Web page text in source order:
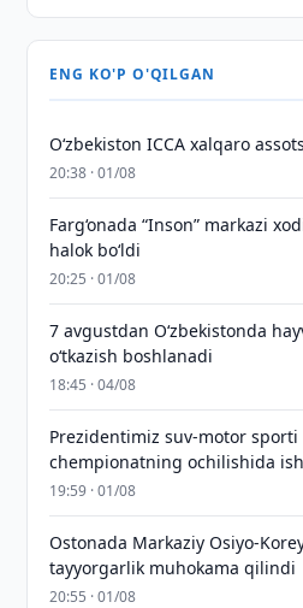
ENG KO'P O'QILGAN
O‘zbekiston ICCA xalqaro
20:38 · 01/08
Farg‘onada “Inson” markazi
halok bo‘ldi
20:25 · 01/08
7 avgustdan O‘zbekistonda
o‘tkazish boshlanadi
18:45 · 04/08
Prezidentimiz suv-motor sporti
chempionatning ochilishida
19:59 · 01/08
Ostonada Markaziy Osiyo-
tayyorgarlik muhokama qilindi
20:55 · 01/08